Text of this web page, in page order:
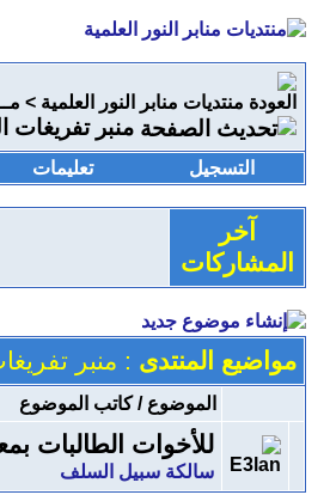
منتديات منابر النور العلمية >
منبر تفريغات الدورة التاسعة
التسجيل تعليمات
آخر
المشاركات
مواضيع المنتدى : منبر تفريغات الدورة
الموضوع /كاتب الموضوع
للأخوات الطالبات
سالكة سبيل السلف